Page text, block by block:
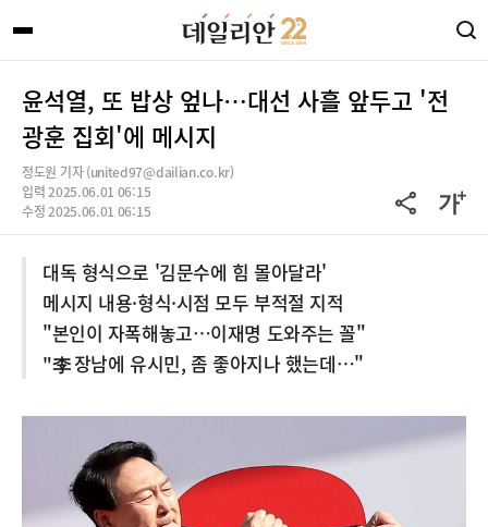
윤석열, 또 밥상 엎나…대선 사흘 앞두고 '전
광훈 집회'에 메시지
정도원 기자 (united97@dailian.co.kr)
입력 2025.06.01 06:15
수정 2025.06.01 06:15
대독 형식으로 '김문수에 힘 몰아달라'
메시지 내용·형식·시점 모두 부적절 지적
"본인이 자폭해놓고…이재명 도와주는 꼴"
"李 장남에 유시민, 좀 좋아지나 했는데…"